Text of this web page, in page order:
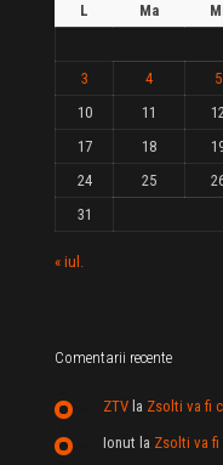
L Ma
3
4 5
10
11
17
18
24
25
31
« iul.
Comentarii recente
ZTV la Zsolti va fi
Ionut la Zsolti va